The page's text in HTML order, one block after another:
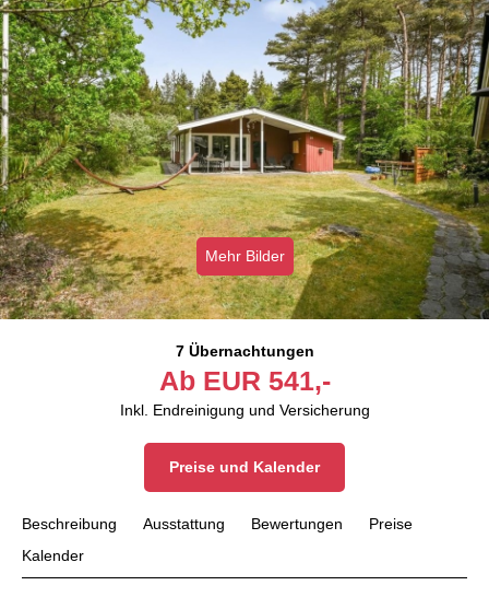
Mehr Bilder
7 Übernachtungen
Ab EUR 541,-
Inkl. Endreinigung und Versicherung
Preise und Kalender
Beschreibung Ausstattung Bewertungen
Preise
Kalender